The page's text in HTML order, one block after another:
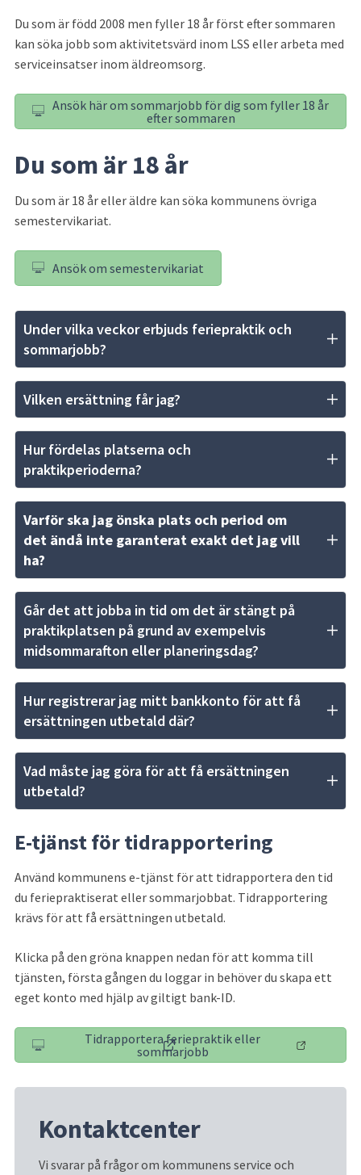
Du som är född 2008 men fyller 18 år först efter sommaren
kan söka jobb som aktivitetsvärd inom LSS eller arbeta med
serviceinsatser inom äldreomsorg.
Ansök här om sommarjobb för dig som fyller 18 år
efter sommaren
Du som är 18 år
Du som är 18 år eller äldre kan söka kommunens övriga
semestervikariat.
Ansök om semestervikariat
Under vilka veckor erbjuds feriepraktik och
sommarjobb?
Vilken ersättning får jag?
Hur fördelas platserna och
praktikperioderna?
Varför ska jag önska plats och period om
det ändå inte garanterat exakt det jag vill
ha?
Går det att jobba in tid om det är stängt på
praktikplatsen på grund av exempelvis
midsommarafton eller planeringsdag?
Hur registrerar jag mitt bankkonto för att få
ersättningen utbetald där?
Vad måste jag göra för att få ersättningen
utbetald?
E-tjänst för tidrapportering
Använd kommunens e-tjänst för att tidrapportera den tid
du feriepraktiserat eller sommarjobbat. Tidrapportering
krävs för att få ersättningen utbetald.
Klicka på den gröna knappen nedan för att komma till
tjänsten, första gången du loggar in behöver du skapa ett
eget konto med hjälp av giltigt bank-ID.
Tidrapportera feriepraktik eller
sommarjobb
(länk till annan webbplats)
Kontaktcenter
Vi svarar på frågor om kommunens service och